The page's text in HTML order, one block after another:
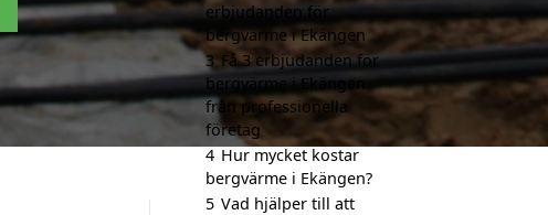
erbjudanden för
bergvärme i Ekängen
3 Få 3 erbjudanden för
bergvärme i Ekängen
från professionella
företag
4 Hur mycket kostar
bergvärme i Ekängen?
5 Vad hjälper till att